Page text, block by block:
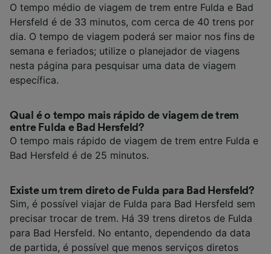
O tempo médio de viagem de trem entre Fulda e Bad
Hersfeld é de 33 minutos, com cerca de 40 trens por
dia. O tempo de viagem poderá ser maior nos fins de
semana e feriados; utilize o planejador de viagens
nesta página para pesquisar uma data de viagem
específica.
Qual é o tempo mais rápido de viagem de trem
entre Fulda e Bad Hersfeld?
O tempo mais rápido de viagem de trem entre Fulda e
Bad Hersfeld é de 25 minutos.
Existe um trem direto de Fulda para Bad Hersfeld?
Sim, é possível viajar de Fulda para Bad Hersfeld sem
precisar trocar de trem. Há 39 trens diretos de Fulda
para Bad Hersfeld. No entanto, dependendo da data
de partida, é possível que menos serviços diretos